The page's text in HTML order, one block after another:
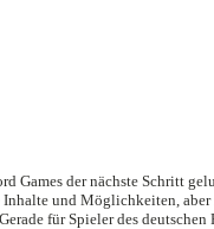
Games der nächste Schritt
Inhalte und Möglichkeiten,
für Spieler des